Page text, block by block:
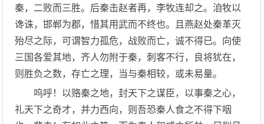
秦，二败而三胜。后秦击赵者再，李牧连却之。洎牧以
谗诛，邯郸为郡，惜其用武而不终也。且燕赵处秦革灭
殆尽之际，可谓智力孤危，战败而亡，诚不得已。向使
三国各爱其地，齐人勿附于秦，刺客不行，良将犹在，
则胜负之数，存亡之理，当与秦相较，或未易量。
呜呼！以赂秦之地，封天下之谋臣，以事秦之心，
礼天下之奇才，并力西向，则吾恐秦人食之不得下咽